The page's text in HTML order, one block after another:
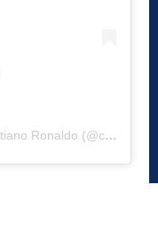
Uma publicação partilhada por Cristiano Ronaldo (@cristiano)